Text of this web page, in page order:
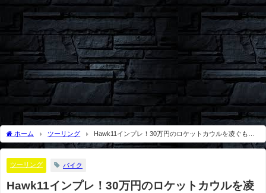
ホーム ツーリング
Hawk11インプレ！30万円のロケットカウルを凌ぐもう
一つの魅力がスゴかった！
ツーリング バイク
Hawk11インプレ！30万円のロケットカウルを凌